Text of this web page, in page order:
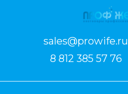
sales@prowife.ru
8 812 385 57 76